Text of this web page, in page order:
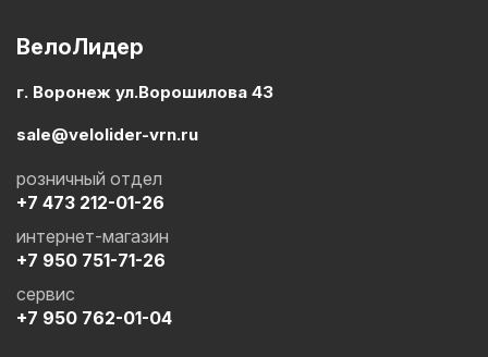
ВелоЛидер
г. Воронеж ул.Ворошилова 43
sale@velolider-vrn.ru
+7 473 212-01-26
розничный отдел
+7 950 751-71-26
интернет-магазин
+7 950 762-01-04
сервис